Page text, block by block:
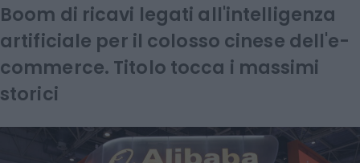
Boom di ricavi legati all'intelligenza
artificiale per il colosso cinese dell'e-
commerce. Titolo tocca i massimi
storici